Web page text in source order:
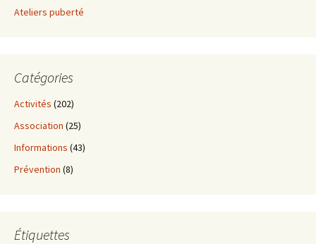
Ateliers puberté
Catégories
Activités (202)
Association (25)
Informations (43)
Prévention (8)
Étiquettes